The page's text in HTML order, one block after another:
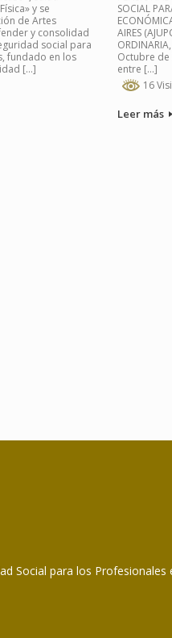
y se
de Artes
y consolidad
social para
fundado en los
[…]
SOCIAL
AIRES
Octubre de
entre […]
16
Leer más
Social para los Profesionales